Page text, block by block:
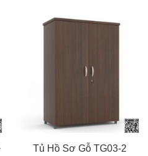
Tủ Hồ Sơ Gỗ TG03-2